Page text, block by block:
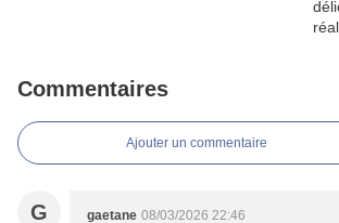
Commentaires
Ajouter un commentaire
G gaetane 08/03/2026 22:46